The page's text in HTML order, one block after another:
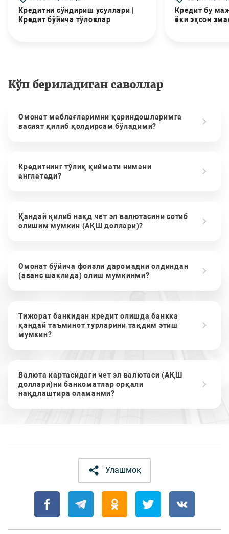
Кредитни сўндириш усуллари |
Кредит бўйича тўловлар
Кредит бу
ёки эҳсон
Кўп бериладиган саволлар
Омонат маблағларимни қариндошларимга
васият қилиб қолдирсам бўладими?
Кредитнинг тўлиқ қиймати нимани
англатади?
Қандай қилиб нақд чет эл валютасини сотиб
олишим мумкин (АҚШ доллари)?
Омонат бўйича фоизли даромадни олдиндан
(аванс шаклида) олиш мумкинми?
Тижорат банкидан кредит олишда банкка
қандай таъминот турларини тақдим этиш
мумкин?
Валюта картасидаги чет эл валютаси (АҚШ
доллари)ни банкоматлар орқали
нақдлаштира оламанми?
Улашмоқ